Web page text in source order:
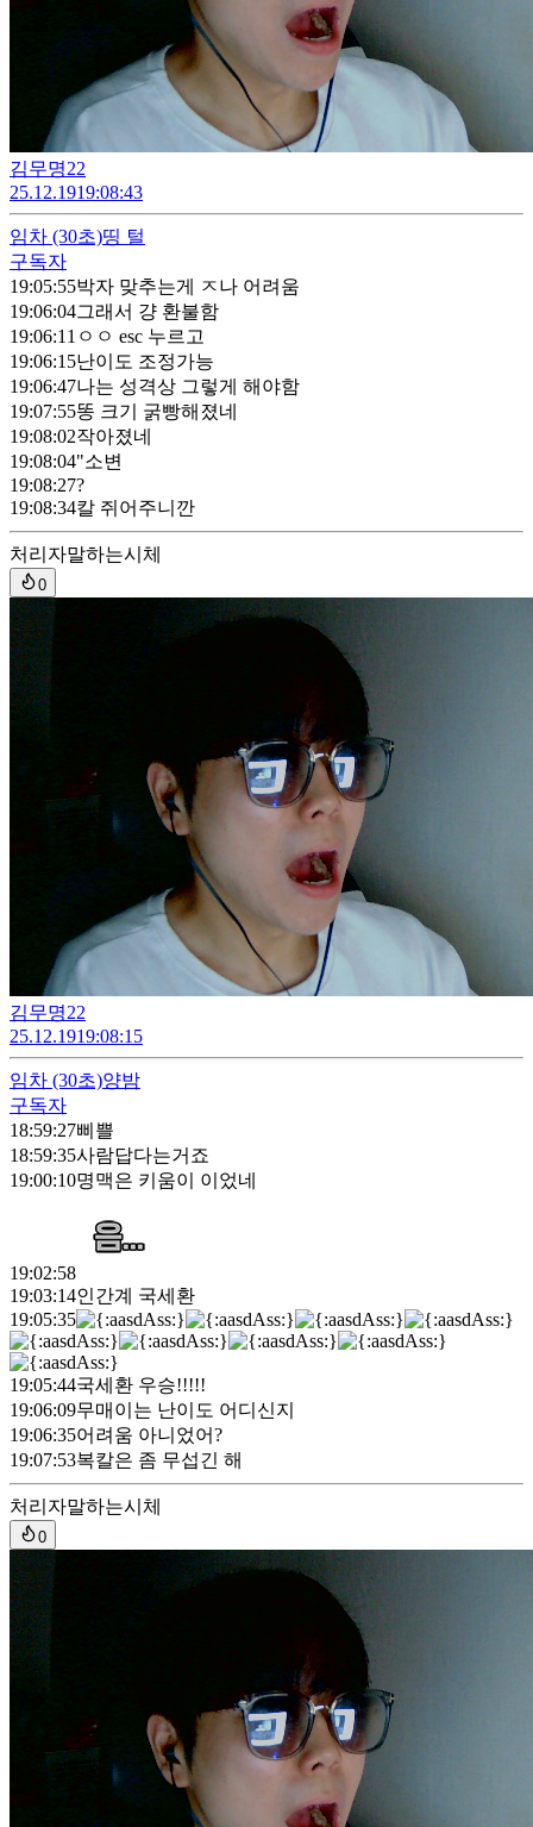
김무명22
25.12.1919:08:43
임차 (30초)띵 털
구독자
19:05:55박자 맞추는게 ㅈ나 어려움
19:06:04그래서 걍 환불함
19:06:11 ㅇㅇ esc 누르고
19:06:15난이도 조정가능
19:06:47나는 성격상 그렇게 해야함
19:07:55똥 크기 굵빵해졌네
19:08:02작아졌네
19:08:04"소변
19:08:27?
19:08:34칼 쥐어주니깐
처리자말하는시체
0
김무명22
25.12.1919:08:15
임차 (30초)양밤
구독자
18:59:27삐쁠
18:59:35사람답다는거죠
19:00:10명맥은 키움이 이었네
19:02:58
19:03:14인간계 국세환
19:05:35
19:05:44국세환 우승!!!!!
19:06:09무매이는 난이도 어디신지
19:06:35어려움 아니었어?
19:07:53복칼은 좀 무섭긴 해
처리자말하는시체
0